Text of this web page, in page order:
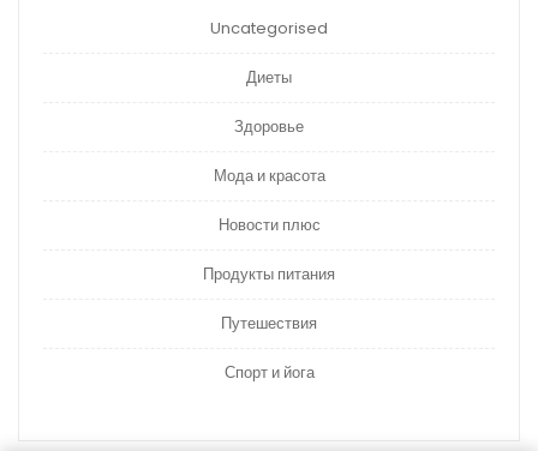
Uncategorised
Диеты
Здоровье
Мода и красота
Новости плюс
Продукты питания
Путешествия
Спорт и йога